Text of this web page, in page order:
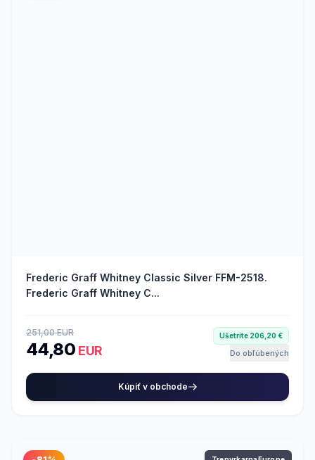
Frederic Graff Whitney Classic Silver FFM-2518.
Frederic Graff Whitney C...
251,00 EUR
44,80 EUR
Ušetríte 206,20 €
Do obľúbených
Kúpiť v obchode